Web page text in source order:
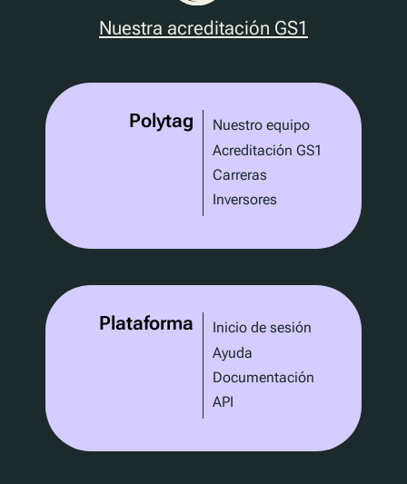
Nuestra acreditación GS1
Polytag
Nuestro equipo
Acreditación GS1
Carreras
Inversores
Plataforma
Inicio de sesión
Ayuda
Documentación
API